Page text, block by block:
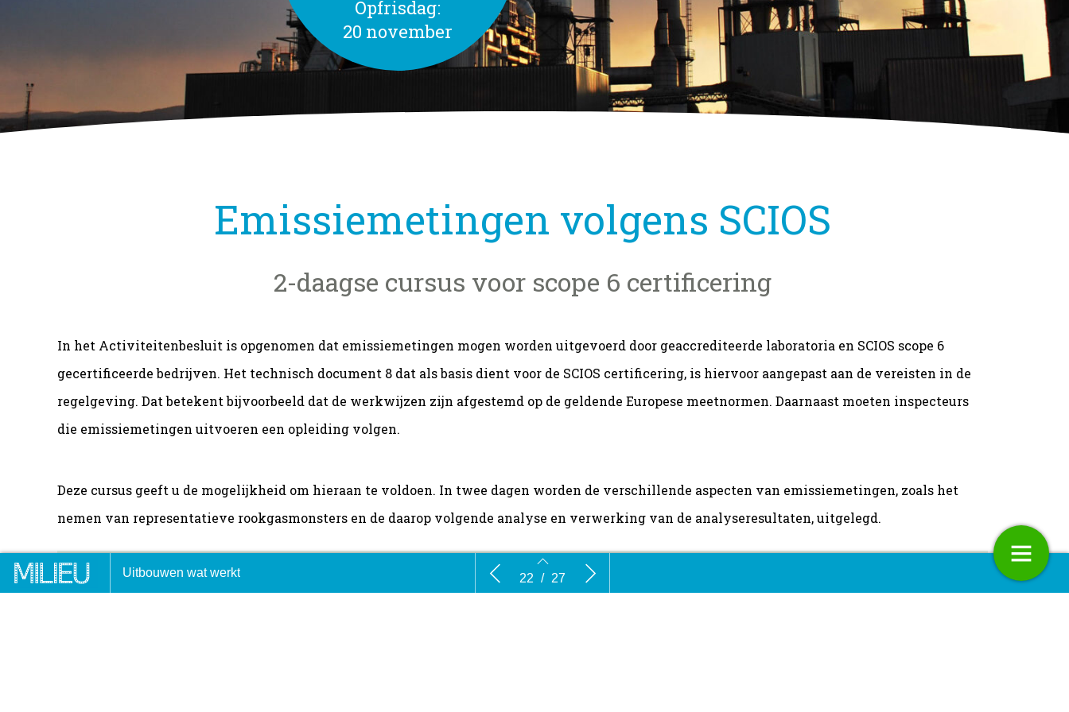
Plannen en Visie
Advertentie: QRA’s maken met Safeti-
Advertentie: Emissiemetingen volgens
Milieu Dossier: Van oorzaak naar
Uitbouwen wat werkt 22 / 27
Opfrisdag:
20 november
Emissiemetingen volgens SCIOS
2-daagse cursus voor scope 6 certificering
In het Activiteitenbesluit is opgenomen dat emissiemetingen mogen worden uitgevoerd door geaccrediteerde laboratoria en SCIOS scope 6
gecertificeerde bedrijven. Het technisch document 8 dat als basis dient voor de SCIOS certificering, is hiervoor aangepast aan de vereisten in de
regelgeving. Dat betekent bijvoorbeeld dat de werkwijzen zijn afgestemd op de geldende Europese meetnormen. Daarnaast moeten inspecteurs
die emissiemetingen uitvoeren een opleiding volgen.
Deze cursus geeft u de mogelijkheid om hieraan te voldoen. In twee dagen worden de verschillende aspecten van emissiemetingen, zoals het
nemen van representatieve rookgasmonsters en de daarop volgende analyse en verwerking van de analyseresultaten, uitgelegd.
vvm.info/cursussen